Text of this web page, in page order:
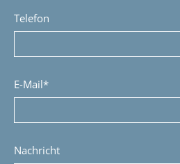
Telefon
E-Mail*
Nachricht